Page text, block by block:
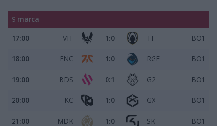
9 marca
17:00 VIT 1:0 TH BO1
18:00 FNC 1:0 RGE BO1
19:00 BDS 0:1 G2 BO1
20:00 KC 1:0 GX BO1
21:00 MDK 1:0 SK BO1